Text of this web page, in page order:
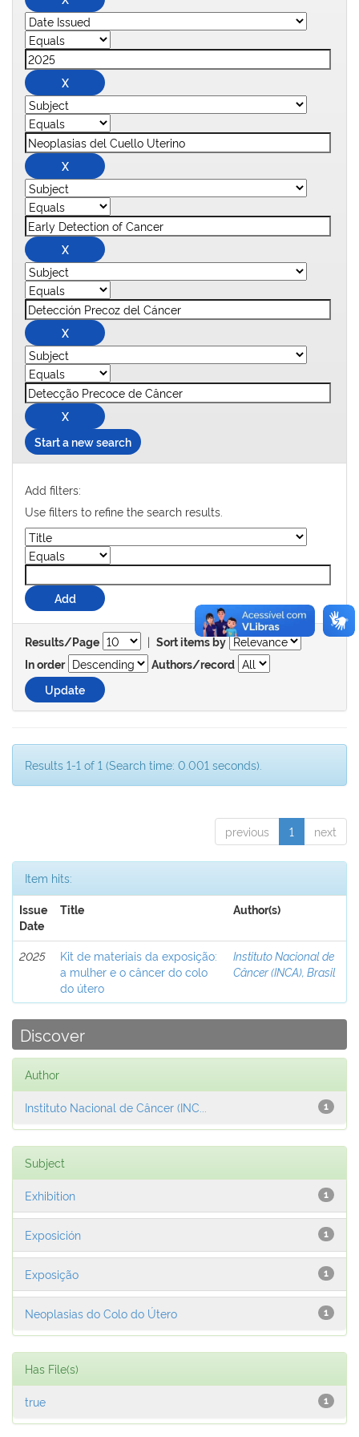
Start a new search
Add filters:
Use filters to refine the search results.
Results/Page | Sort items by
In order
Authors/record
Results 1-1 of 1 (Search time: 0.001 seconds).
previous 1 next
Item hits:
Issue
Date
Title Author(s)
2025
Kit de materiais da exposição:
a mulher e o câncer do colo
do útero
Instituto Nacional de
Câncer (INCA), Brasil
Discover
Author
1
Instituto Nacional de Câncer (INC...
Subject
1
Exhibition
1
Exposición
1
Exposição
1
Neoplasias do Colo do Útero
Has File(s)
1
true